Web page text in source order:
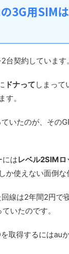
3G用SIM
2台契約しています。
ドナって しまって
。
いたのが、その
にはレベル2SIMロ
使えない面倒な
線は2年間2円で
いたのです。
取得するにはau